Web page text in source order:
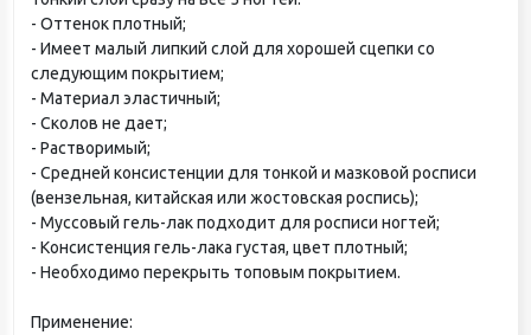
- Оттенок плотный;
- Имеет малый липкий слой для хорошей сцепки со
следующим покрытием;
- Материал эластичный;
- Сколов не дает;
- Растворимый;
- Средней консистенции для тонкой и мазковой росписи
(вензельная, китайская или жостовская роспись);
- Муссовый гель-лак подходит для росписи ногтей;
- Консистенция гель-лака густая, цвет плотный;
- Необходимо перекрыть топовым покрытием.
Применение: